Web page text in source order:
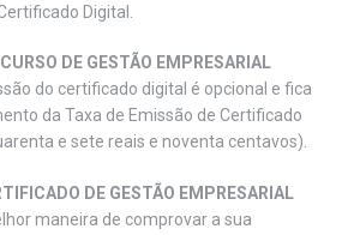
Digital.
DE GESTÃO EMPRESARIAL
do certificado digital é opcional e fica
da Taxa de Emissão de Certificado
e sete reais e noventa centavos).
DE GESTÃO EMPRESARIAL
maneira de comprovar a sua